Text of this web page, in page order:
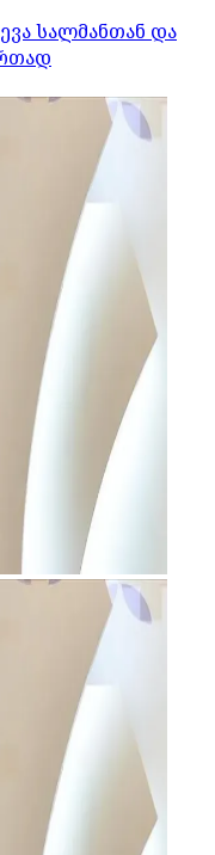
სალმანთან და